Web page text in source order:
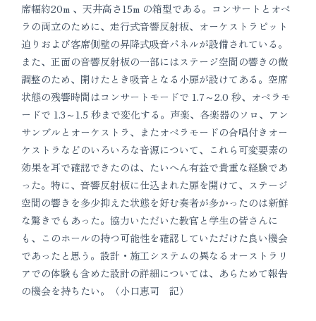
席幅約20m 、天井高さ15m の箱型である。コンサートとオペ
ラの両立のために、走行式音響反射板、オーケストラピット
迫りおよび客席側壁の昇降式吸音パネルが設備されている。
また、正面の音響反射板の一部にはステージ空間の響きの微
調整のため、開けたとき吸音となる小扉が設けてある。空席
状態の残響時間はコンサートモードで 1.7～2.0 秒、オペラモ
ードで 1.3～1.5 秒まで変化する。声楽、各楽器のソロ、アン
サンブルとオーケストラ、またオペラモードの合唱付きオー
ケストラなどのいろいろな音源について、これら可変要素の
効果を耳で確認できたのは、たいへん有益で貴重な経験であ
った。特に、音響反射板に仕込まれた扉を開けて、ステージ
空間の響きを多少抑えた状態を好む奏者が多かったのは新鮮
な驚きでもあった。協力いただいた教官と学生の皆さんに
も、このホールの持つ可能性を確認していただけた良い機会
であったと思う。設計・施工システムの異なるオーストラリ
アでの体験も含めた設計の詳細については、あらためて報告
の機会を持ちたい。（小口恵司 記）